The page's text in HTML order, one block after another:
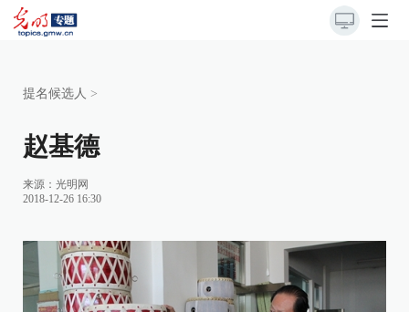
提名候选人 >
赵基德
来源： 光明网
2018-12-26 16:30